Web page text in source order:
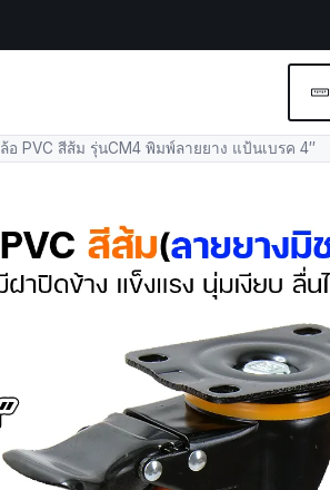
ล้อ PVC สีส้ม รุ่นCM4 พิมพ์ลายยาง แป้นเบรค 4″